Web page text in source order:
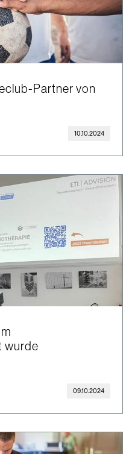
Partner von
10.10.2024
wurde
09.10.2024